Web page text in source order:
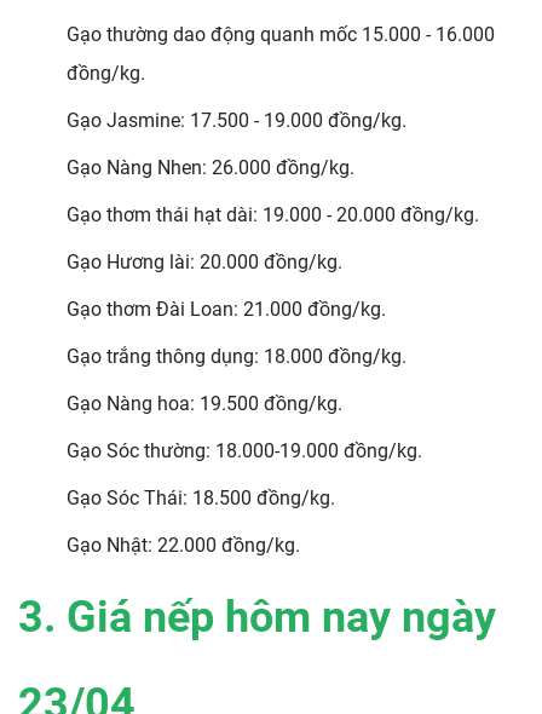
Gạo thường dao động quanh mốc 15.000 - 16.000
đồng/kg.
Gạo Jasmine: 17.500 - 19.000 đồng/kg.
Gạo Nàng Nhen: 26.000 đồng/kg.
Gạo thơm thái hạt dài: 19.000 - 20.000 đồng/kg.
Gạo Hương lài: 20.000 đồng/kg.
Gạo thơm Đài Loan: 21.000 đồng/kg.
Gạo trắng thông dụng: 18.000 đồng/kg.
Gạo Nàng hoa: 19.500 đồng/kg.
Gạo Sóc thường: 18.000-19.000 đồng/kg.
Gạo Sóc Thái: 18.500 đồng/kg.
Gạo Nhật: 22.000 đồng/kg.
3. Giá nếp hôm nay ngày